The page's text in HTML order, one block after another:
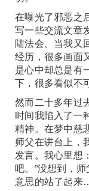
在曝光了邪恶之
写一些交流文章
陆法会。当我又
经历，很多画面
是心中却总是有
下，很多看似不
然而二十多年过
时间我陷入了一
精神。在梦中慈
师父在讲台上，
发言。我心里想
吧。”没想到，
意思的站了起